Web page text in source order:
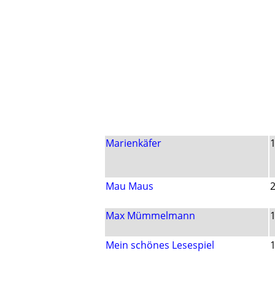
Marienkäfer
Mau Maus
Max Mümmelmann
Mein schönes Lesespiel